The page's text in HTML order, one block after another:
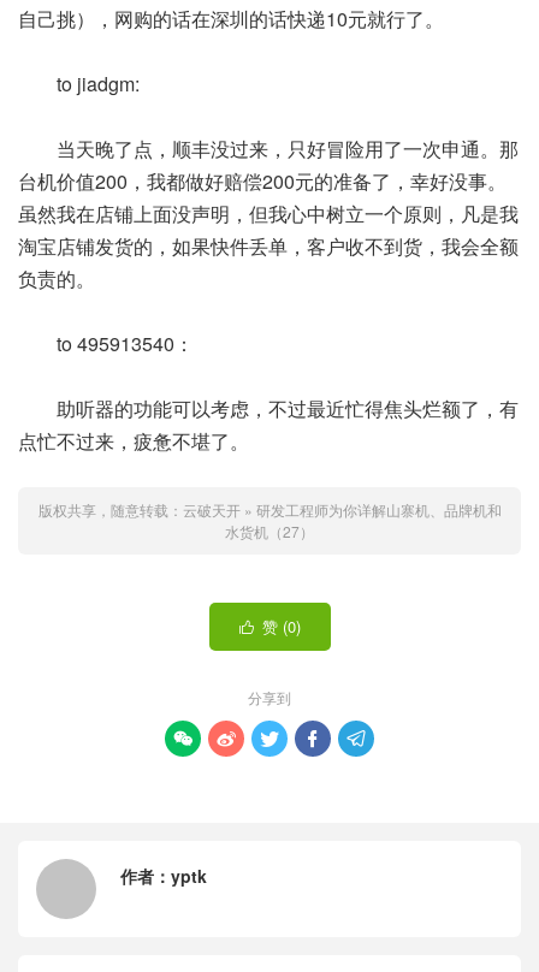
自己挑），网购的话在深圳的话快递10元就行了。
to jiadgm:
当天晚了点，顺丰没过来，只好冒险用了一次申通。那
台机价值200，我都做好赔偿200元的准备了，幸好没事。
虽然我在店铺上面没声明，但我心中树立一个原则，凡是我
淘宝店铺发货的，如果快件丢单，客户收不到货，我会全额
负责的。
to 495913540：
助听器的功能可以考虑，不过最近忙得焦头烂额了，有
点忙不过来，疲惫不堪了。
版权共享，随意转载： 云破天开» 研发工程师为你详解山寨机、品牌机和
水货机（27）
 赞 (0)
分享到
    
作者： yptk